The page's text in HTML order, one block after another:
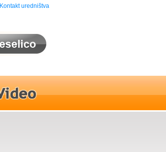
Kontakt uredništva